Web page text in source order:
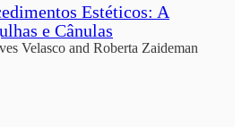
Estéticos: A
e Cânulas
Velasco and Roberta Zaideman